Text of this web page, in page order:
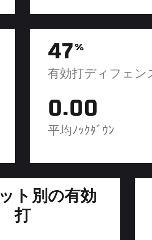
47%
有効打ディフェン
0.00
平均ﾉｯｸﾀﾞｳﾝ
ト別の有効
打